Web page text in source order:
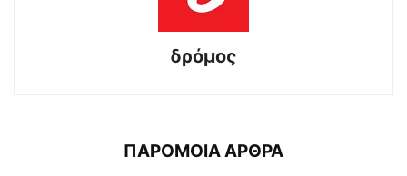
δρόμος
ΠΑΡΟΜΟΙΑ ΑΡΘΡΑ